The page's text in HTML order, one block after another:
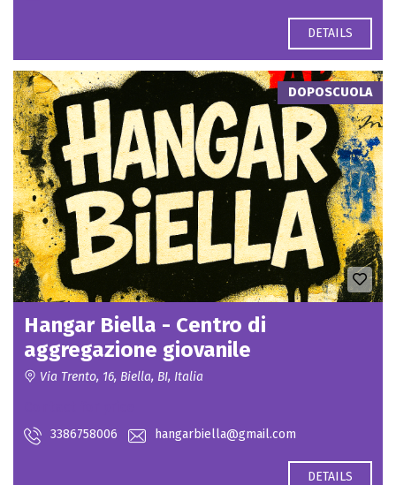
DETAILS
DOPOSCUOLA
Hangar Biella - Centro di
aggregazione giovanile
Via Trento, 16, Biella, BI, Italia
3386758006 hangarbiella@gmail.com
DETAILS